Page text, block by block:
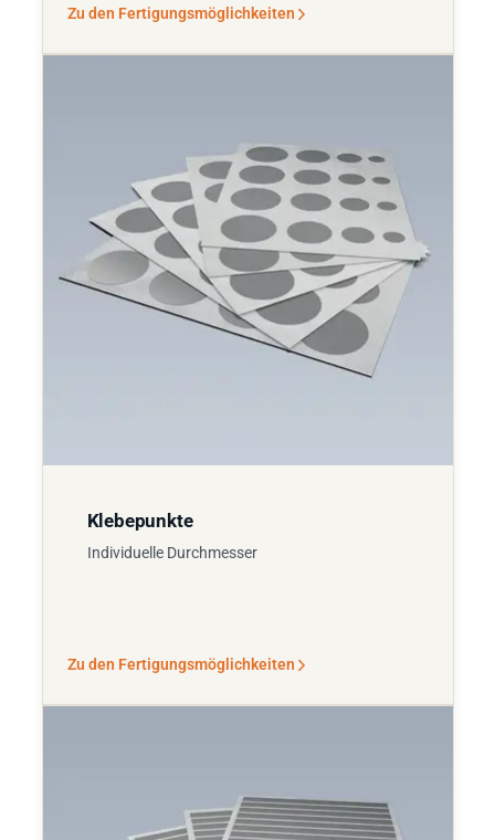
Zu den Fertigungsmöglichkeiten
Klebepunkte
Individuelle Durchmesser
Zu den Fertigungsmöglichkeiten